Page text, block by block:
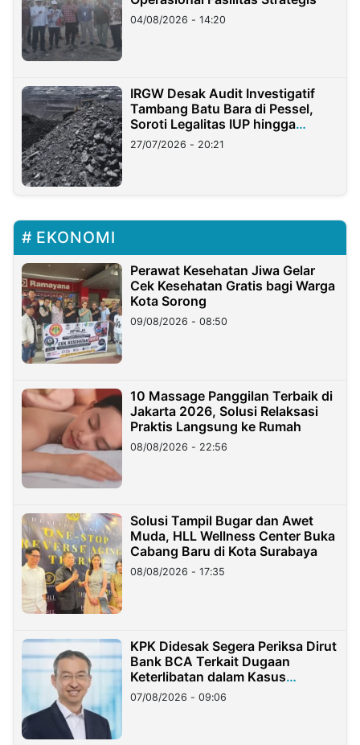
04/08/2026 - 14:20
IRGW Desak Audit Investigatif
Tambang Batu Bara di Pessel,
Soroti Legalitas IUP hingga
Stockpile
27/07/2026 - 20:21
EKONOMI
Perawat Kesehatan Jiwa Gelar
Cek Kesehatan Gratis bagi Warga
Kota Sorong
09/08/2026 - 08:50
10 Massage Panggilan Terbaik di
Jakarta 2026, Solusi Relaksasi
Praktis Langsung ke Rumah
08/08/2026 - 22:56
Solusi Tampil Bugar dan Awet
Muda, HLL Wellness Center Buka
Cabang Baru di Kota Surabaya
08/08/2026 - 17:35
KPK Didesak Segera Periksa Dirut
Bank BCA Terkait Dugaan
Keterlibatan dalam Kasus
Hilangnya Dana Nasabah Rp2,58
Miliar
07/08/2026 - 09:06